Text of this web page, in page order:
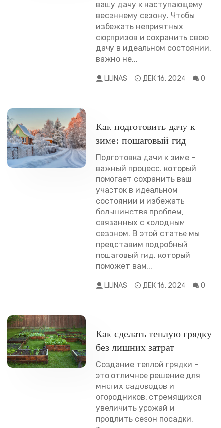
вашу дачу к наступающему
весеннему сезону. Чтобы
избежать неприятных
сюрпризов и сохранить свою
дачу в идеальном состоянии,
важно не...
LILINAS ДЕК 16, 2024 0
Как подготовить дачу к
зиме: пошаговый гид
Подготовка дачи к зиме –
важный процесс, который
помогает сохранить ваш
участок в идеальном
состоянии и избежать
большинства проблем,
связанных с холодным
сезоном. В этой статье мы
представим подробный
пошаговый гид, который
поможет вам...
LILINAS ДЕК 16, 2024 0
Как сделать теплую грядку
без лишних затрат
Создание теплой грядки –
это отличное решение для
многих садоводов и
огородников, стремящихся
увеличить урожай и
продлить сезон посадки.